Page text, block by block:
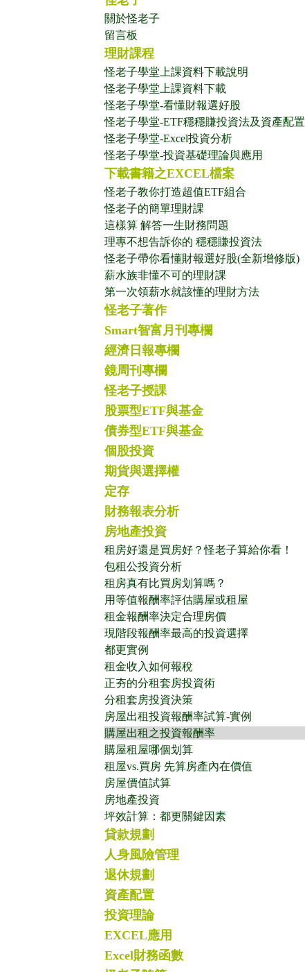
關於怪老子
留言板
理財課程
怪老子學堂上課資料下載說明
怪老子學堂上課資料下載
怪老子學堂-看懂財報選好股
怪老子學堂-ETF穩穩賺投資法及資產配置
怪老子學堂-Excel投資分析
怪老子學堂-投資基礎理論與應用
下載書籍之EXCEL檔案
怪老子教你打造超值ETF組合
怪老子的簡單理財課
這樣算 解答一生財務問題
理專不想告訴你的 穩穩賺投資法
怪老子帶你看懂財報選好股(全新增修版)
薪水族非懂不可的理財課
第一次領薪水就該懂的理財方法
怪老子著作
Smart智富月刊專欄
經濟日報專欄
鏡周刊專欄
怪老子授課
股票型ETF與基金
債券型ETF與基金
個股投資
期貨與選擇權
定存
財務報表分析
房地產投資
租房好還是買房好？怪老子算給你看！
包租公投資分析
租房真有比買房划算嗎？
用等值報酬率評估購屋或租屋
租金報酬率決定合理房價
現階段報酬率最高的投資選擇
都更實例
租金收入如何報稅
正夯的分租套房投資術
分租套房投資決策
房屋出租投資報酬率試算-實例
購屋出租之投資報酬率
購屋租屋哪個划算
租屋vs.買房 先算房產內在價值
房屋價值試算
房地產投資
坪效計算：都更關鍵因素
貸款規劃
人身風險管理
退休規劃
資產配置
投資理論
EXCEL應用
Excel財務函數